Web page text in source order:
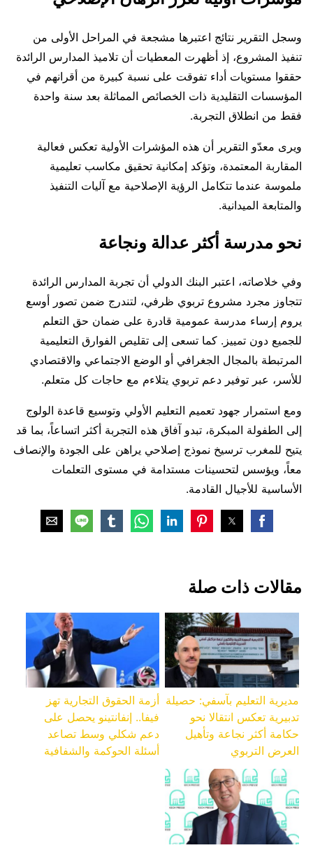
وسجل التقرير نتائج اعتبرها مشجعة في المراحل الأولى من
تنفيذ المشروع، إذ أظهرت المعطيات أن تلاميذ المدارس الرائدة
حققوا مستويات أداء تفوقت على نسبة كبيرة من أقرانهم في
المؤسسات التقليدية ذات الخصائص المماثلة بعد سنة واحدة
فقط من انطلاق التجربة.
ويرى معدّو التقرير أن هذه المؤشرات الأولية تعكس فعالية
المقاربة المعتمدة، وتؤكد إمكانية تحقيق مكاسب تعليمية
ملموسة عندما تتكامل الرؤية الإصلاحية مع آليات التنفيذ
والمتابعة الميدانية.
نحو مدرسة أكثر عدالة ونجاعة
وفي خلاصاته، اعتبر البنك الدولي أن تجربة المدارس الرائدة
تتجاوز مجرد مشروع تربوي ظرفي، لتندرج ضمن تصور أوسع
يروم إرساء مدرسة عمومية قادرة على ضمان حق التعلم
للجميع دون تمييز. كما تسعى إلى تقليص الفوارق التعليمية
المرتبطة بالمجال الجغرافي أو الوضع الاجتماعي والاقتصادي
للأسر، عبر توفير دعم تربوي يتلاءم مع حاجات كل متعلم.
ومع استمرار جهود تعميم التعليم الأولي وتوسيع قاعدة الولوج
إلى الطفولة المبكرة، تبدو آفاق هذه التجربة أكثر اتساعاً، بما قد
يتيح للمغرب ترسيخ نموذج إصلاحي يراهن على الجودة والإنصاف
معاً، ويؤسس لتحسينات مستدامة في مستوى التعلمات
الأساسية للأجيال القادمة.
‏مقالات ذات صلة
مديرية التعليم بآسفي: حصيلة
تدبيرية تعكس انتقالا نحو
حكامة أكثر نجاعة وتأهيل
العرض التربوي
أزمة الحقوق التجارية تهز
فيفا.. إنفانتينو يحصل على
دعم شكلي وسط تصاعد
أسئلة الحوكمة والشفافية